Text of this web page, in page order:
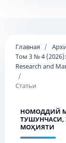
Главная /
Том 3 № 4
Research and
/
Статьи
НОМОДДИЙ
ТУШУНЧАСИ,
МОҲИЯТИ